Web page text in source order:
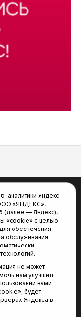
таблицы
аналитики Яндекс
«ЯНДЕКС»,
(далее — Яндекс),
«cookie» с целью
обеспечения
обслуживания.
не может
нам улучшить
вами
будет
Яндекса в